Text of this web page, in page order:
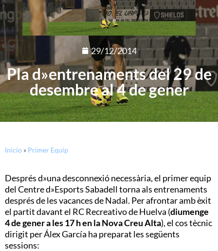
29/12/2014
Pla d»entrenaments del 29 de
desembre al 4 de gener
Inicio » Primer Equip
Després d»una desconnexió necessària, el primer equip
del Centre d»Esports Sabadell torna als entrenaments
després de les vacances de Nadal. Per afrontar amb èxit
el partit davant el RC Recreativo de Huelva (diumenge
4 de gener a les 17 h en la Nova Creu Alta), el cos tècnic
dirigit per Álex García ha preparat les següents
sessions: